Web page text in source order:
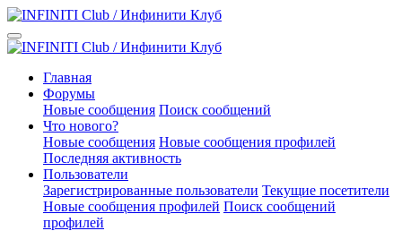
Главная
Форумы
Новые сообщения Поиск сообщений
Что нового?
Новые сообщения Новые сообщения профилей
Последняя активность
Пользователи
Зарегистрированные пользователи Текущие посетители
Новые сообщения профилей Поиск сообщений
профилей